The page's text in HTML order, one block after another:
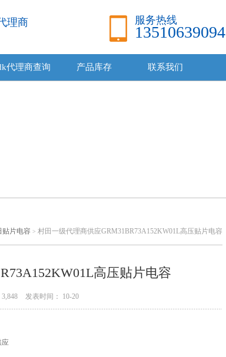
理商 服务热线
13510639094
代理商查询 产品库存 联系我们
贴片电容 > 村田一级代理商供应GRM31BR73A152KW01L高压贴片电容
高压贴片电容
发表时间： 10-20
应